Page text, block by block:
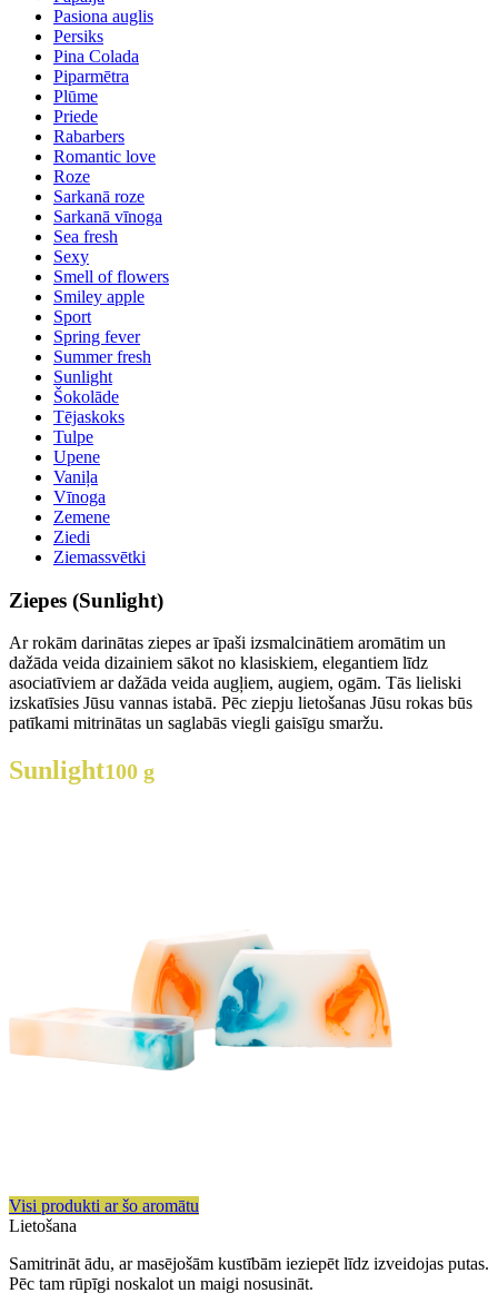
Pasiona auglis
Persiks
Pina Colada
Piparmētra
Plūme
Priede
Rabarbers
Romantic love
Roze
Sarkanā roze
Sarkanā vīnoga
Sea fresh
Sexy
Smell of flowers
Smiley apple
Sport
Spring fever
Summer fresh
Sunlight
Šokolāde
Tējaskoks
Tulpe
Upene
Vaniļa
Vīnoga
Zemene
Ziedi
Ziemassvētki
Ziepes (Sunlight)
Ar rokām darinātas ziepes ar īpaši izsmalcinātiem aromātim un
dažāda veida dizainiem sākot no klasiskiem, elegantiem līdz
asociatīviem ar dažāda veida augļiem, augiem, ogām. Tās lieliski
izskatīsies Jūsu vannas istabā. Pēc ziepju lietošanas Jūsu rokas būs
patīkami mitrinātas un saglabās viegli gaisīgu smaržu.
Sunlight100 g
Visi produkti ar šo aromātu
Lietošana
Samitrināt ādu, ar masējošām kustībām ieziepēt līdz izveidojas putas.
Pēc tam rūpīgi noskalot un maigi nosusināt.